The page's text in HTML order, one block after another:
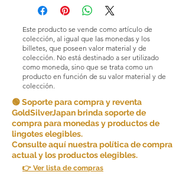
Este producto se vende como artículo de
colección, al igual que las monedas y los
billetes, que poseen valor material y de
colección. No está destinado a ser utilizado
como moneda, sino que se trata como un
producto en función de su valor material y de
colección.
🟢 Soporte para compra y reventa
GoldSilverJapan brinda soporte de
compra para monedas y productos de
lingotes elegibles.
Consulte aquí nuestra política de compra
actual y los productos elegibles.
👉 Ver lista de compras